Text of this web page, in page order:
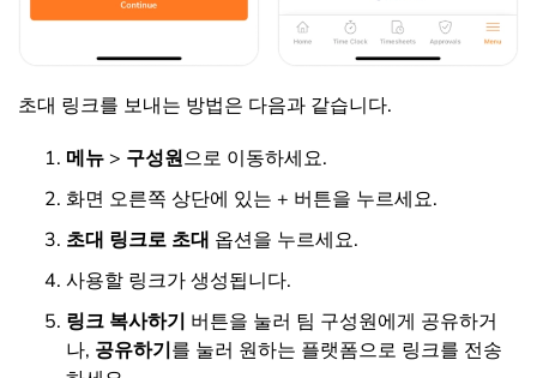
초대 링크를 보내는 방법은 다음과 같습니다.
메뉴 > 구성원으로 이동하세요.
화면 오른쪽 상단에 있는 + 버튼을 누르세요.
초대 링크로 초대 옵션을 누르세요.
사용할 링크가 생성됩니다.
링크 복사하기 버튼을 눌러 팀 구성원에게 공유하거
나, 공유하기를 눌러 원하는 플랫폼으로 링크를 전송